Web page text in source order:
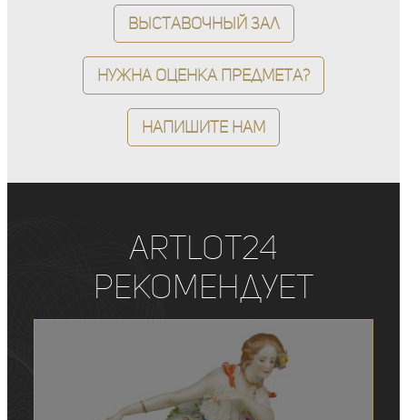
Выставочный зал
Нужна оценка предмета?
Напишите нам
ArtLot24
рекомендует